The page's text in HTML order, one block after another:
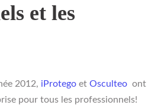
et les
2012, iProtego et Osculteo ont
pour tous les professionnels!